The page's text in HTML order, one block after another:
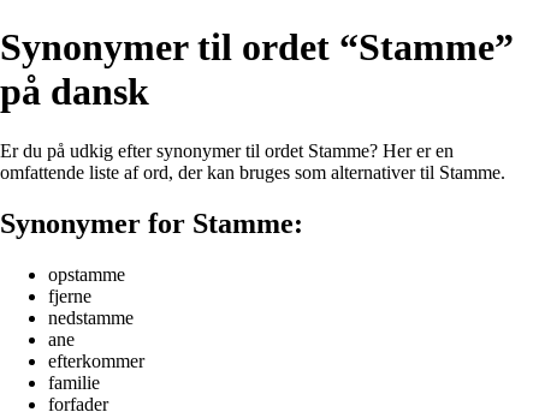
Synonymer til ordet “Stamme”
på dansk
Er du på udkig efter synonymer til ordet Stamme? Her er en
omfattende liste af ord, der kan bruges som alternativer til Stamme.
Synonymer for Stamme:
opstamme
fjerne
nedstamme
ane
efterkommer
familie
forfader